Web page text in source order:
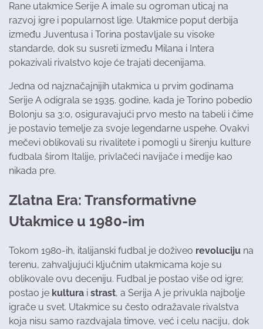
Rane utakmice Serije A imale su ogroman uticaj na
razvoj igre i popularnost lige. Utakmice poput derbija
između Juventusa i Torina postavljale su visoke
standarde, dok su susreti između Milana i Intera
pokazivali rivalstvo koje će trajati decenijama.
Jedna od najznačajnijih utakmica u prvim godinama
Serije A odigrala se 1935. godine, kada je Torino pobedio
Bolonju sa 3:0, osiguravajući prvo mesto na tabeli i čime
je postavio temelje za svoje legendarne uspehe. Ovakvi
mečevi oblikovali su rivalitete i pomogli u širenju kulture
fudbala širom Italije, privlačeći navijače i medije kao
nikada pre.
Zlatna Era: Transformativne
Utakmice u 1980-im
Tokom 1980-ih, italijanski fudbal je doživeo revoluciju na
terenu, zahvaljujući ključnim utakmicama koje su
oblikovale ovu deceniju. Fudbal je postao više od igre;
postao je kultura i strast, a Serija A je privukla najbolje
igrače u svet. Utakmice su često odražavale rivalstva
koja nisu samo razdvajala timove, već i celu naciju, dok